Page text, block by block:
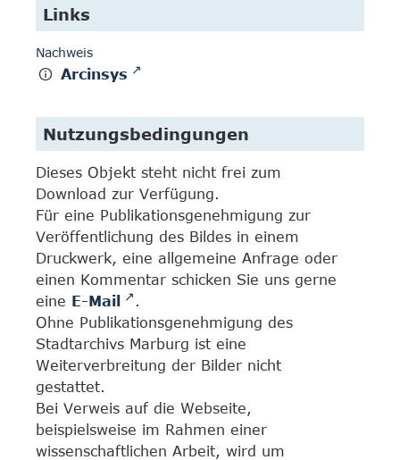
Links
Nachweis
Arcinsys
Nutzungsbedingungen
Dieses Objekt steht nicht frei zum
Download zur Verfügung.
Für eine Publikationsgenehmigung zur
Veröffentlichung des Bildes in einem
Druckwerk, eine allgemeine Anfrage oder
einen Kommentar schicken Sie uns gerne
eine E-Mail
.
Ohne Publikationsgenehmigung des
Stadtarchivs Marburg ist eine
Weiterverbreitung der Bilder nicht
gestattet.
Bei Verweis auf die Webseite,
beispielsweise im Rahmen einer
wissenschaftlichen Arbeit, wird um